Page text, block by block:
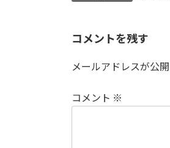
コメントを残す
メールアドレスが公
コメント ※